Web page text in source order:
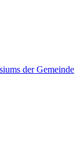
der Gemeinde